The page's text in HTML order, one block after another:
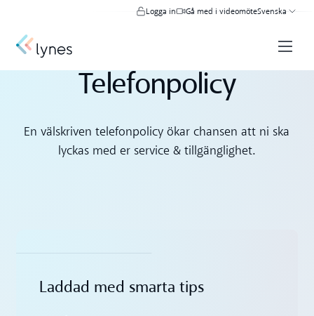
Logga in Gå med i videomöteSvenska
Telefonpolicy
En välskriven telefonpolicy ökar chansen att ni ska
lyckas med er service & tillgänglighet.
Laddad med smarta tips